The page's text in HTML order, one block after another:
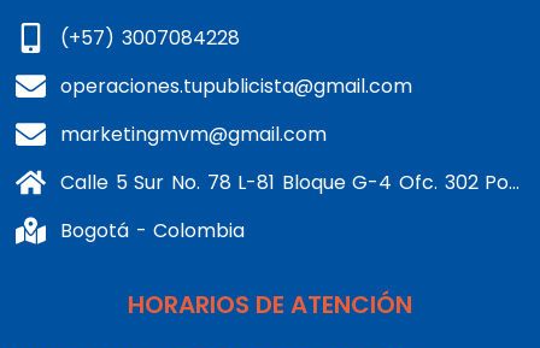
(+57) 3007084228
operaciones.tupublicista@gmail.com
marketingmvm@gmail.com
Calle 5 Sur No. 78 L-81 Bloque G-4 Ofc. 302 Portería 1 Banderas - Kennedy
Bogotá - Colombia
HORARIOS DE ATENCIÓN